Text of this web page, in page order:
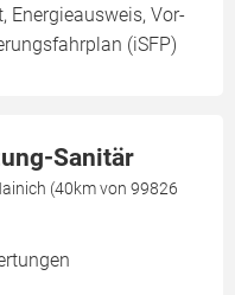
Energieausweis, Vor-
(iSFP)
Sanitär
(40km von 99826